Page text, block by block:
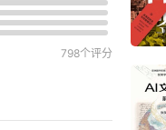
798个评分